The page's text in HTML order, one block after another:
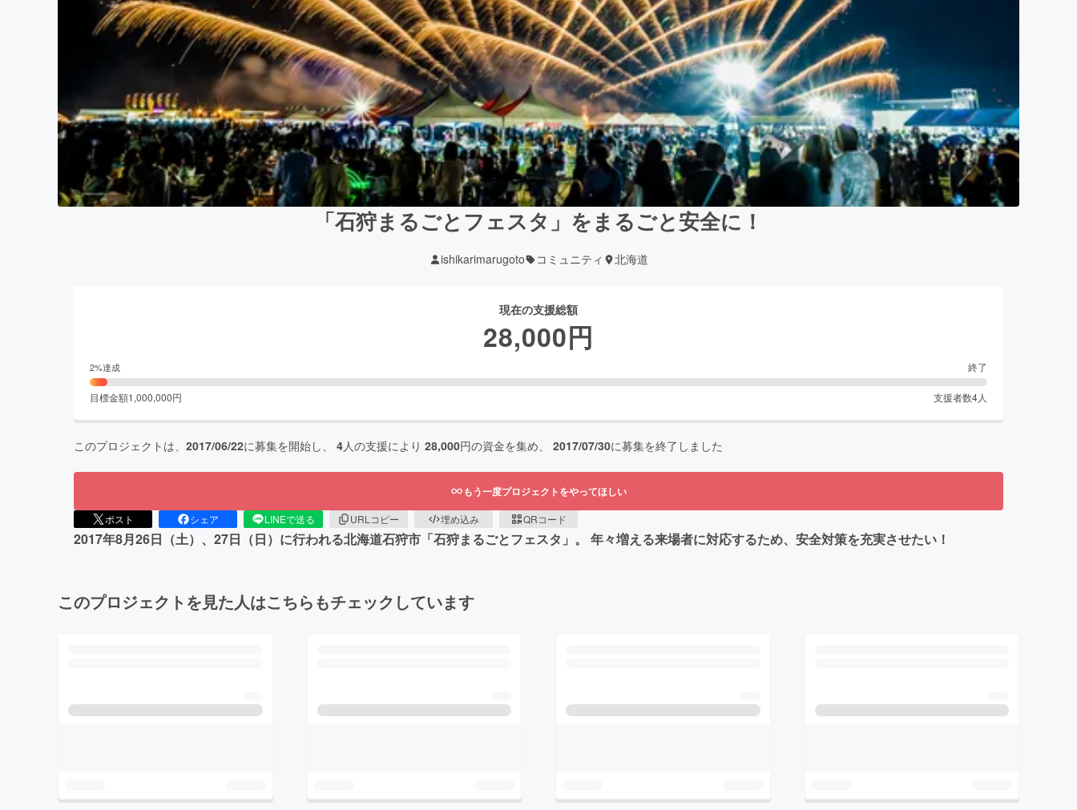
「石狩まるごとフェスタ」をまるごと安全に！
ishikarimarugoto コミュニティ 北海道
現在の支援総額
28,000円
2%達成 終了
目標金額1,000,000円 支援者数4人
このプロジェクトは、 2017/06/22に募集を開始し、 4人の支援により 28,000円の資金を集め、 2017/07/30に募集を終了しました
もう一度プロジェクトをやってほしい
ポスト シェア LINEで送る URLコピー 埋め込み QRコード
2017年8月26日（土）、27日（日）に行われる北海道石狩市「石狩まるごとフェスタ」。 年々増える来場者に対応するため、安全対策を充実させたい！
このプロジェクトを見た人はこちらもチェックしています